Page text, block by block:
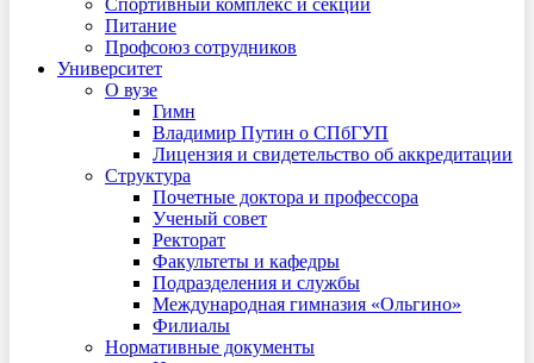
Спортивный комплекс и секции
Питание
Профсоюз сотрудников
Университет
О вузе
Гимн
Владимир Путин о СПбГУП
Лицензия и свидетельство об аккредитации
Структура
Почетные доктора и профессора
Ученый совет
Ректорат
Факультеты и кафедры
Подразделения и службы
Международная гимназия «Ольгино»
Филиалы
Нормативные документы